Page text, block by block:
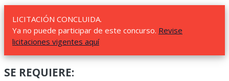
LICITACIÓN CONCLUIDA.
Ya no puede participar de este concurso. Revise
licitaciones vigentes aquí
SE REQUIERE: